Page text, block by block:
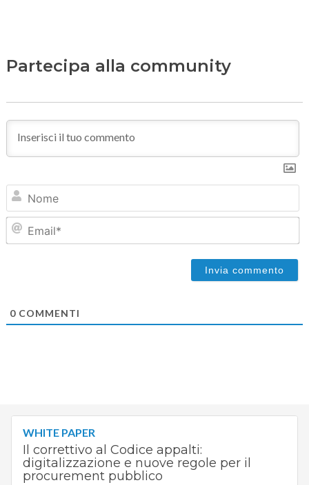
Partecipa alla community
0COMMENTI
WHITE PAPER
Il correttivo al Codice appalti:
digitalizzazione e nuove regole per il
procurement pubblico